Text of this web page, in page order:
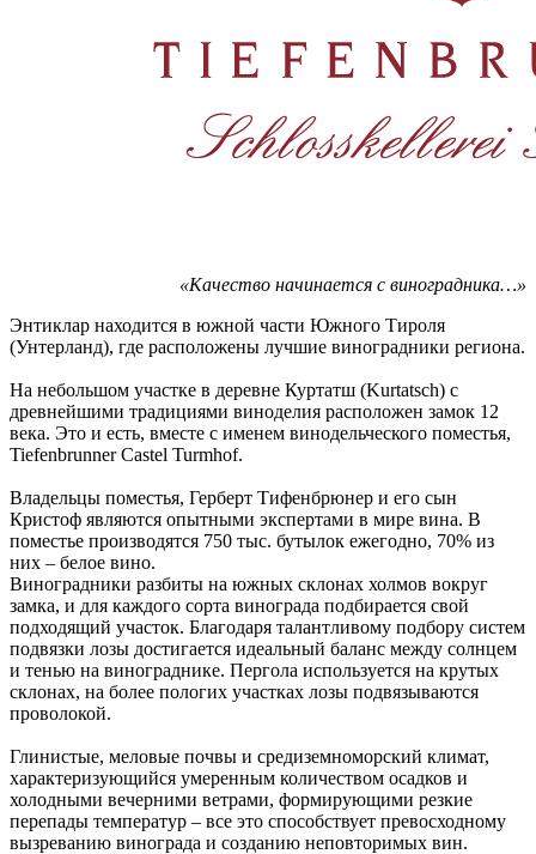
«Качество начинается с виноградника…»
Энтиклар находится в южной части Южного Тироля
(Унтерланд), где расположены лучшие виноградники региона.
На небольшом участке в деревне Куртатш (Kurtatsch) с
древнейшими традициями виноделия расположен замок 12
века. Это и есть, вместе с именем винодельческого поместья,
Tiefenbrunner Castel Turmhof.
Владельцы поместья, Герберт Тифенбрюнер и его сын
Кристоф являются опытными экспертами в мире вина. В
поместье производятся 750 тыс. бутылок ежегодно, 70% из
них – белое вино.
Виноградники разбиты на южных склонах холмов вокруг
замка, и для каждого сорта винограда подбирается свой
подходящий участок. Благодаря талантливому подбору систем
подвязки лозы достигается идеальный баланс между солнцем
и тенью на винограднике. Пергола используется на крутых
склонах, на более пологих участках лозы подвязываются
проволокой.
Глинистые, меловые почвы и средиземноморский климат,
характеризующийся умеренным количеством осадков и
холодными вечерними ветрами, формирующими резкие
перепады температур – все это способствует превосходному
вызреванию винограда и созданию неповторимых вин.